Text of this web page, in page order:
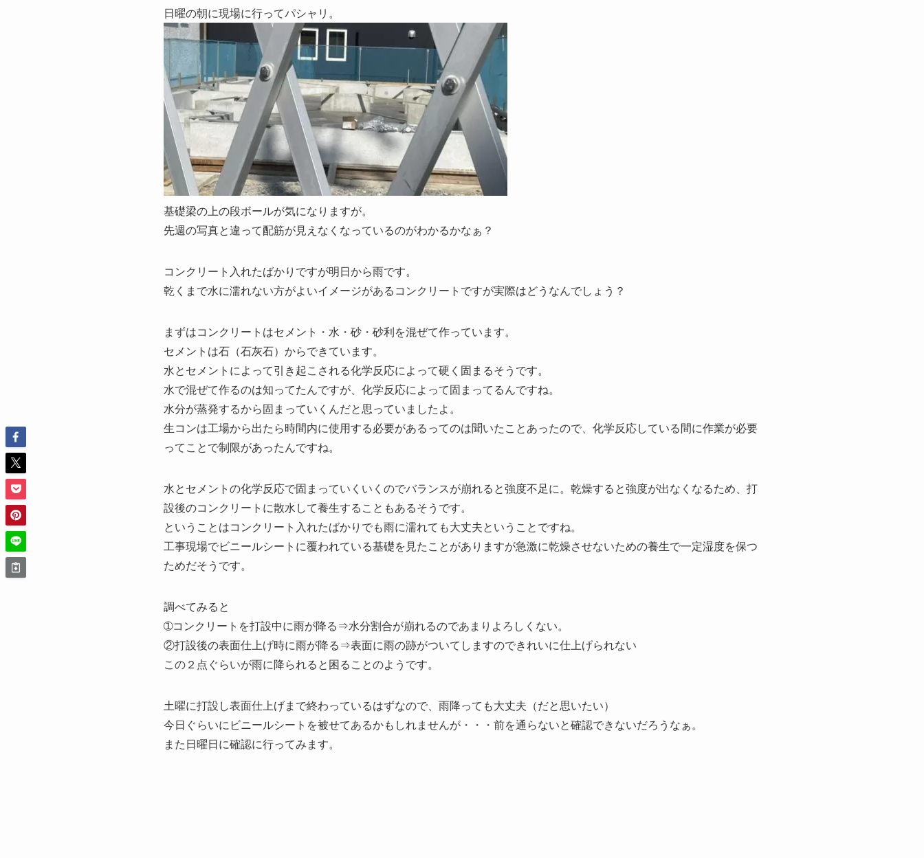
日曜の朝に現場に行ってパシャリ。
基礎梁の上の段ボールが気になりますが。
先週の写真と違って配筋が見えなくなっているのがわかるかなぁ？
コンクリート入れたばかりですが明日から雨です。
乾くまで水に濡れない方がよいイメージがあるコンクリートですが実際はどうなんでしょう？
まずはコンクリートはセメント・水・砂・砂利を混ぜて作っています。
セメントは石（石灰石）からできています。
水とセメントによって引き起こされる化学反応によって硬く固まるそうです。
水で混ぜて作るのは知ってたんですが、化学反応によって固まってるんですね。
水分が蒸発するから固まっていくんだと思っていましたよ。
生コンは工場から出たら時間内に使用する必要があるってのは聞いたことあったので、化学反応している間に作業が必要
ってことで制限があったんですね。
水とセメントの化学反応で固まっていくいくのでバランスが崩れると強度不足に。乾燥すると強度が出なくなるため、打
設後のコンクリートに散水して養生することもあるそうです。
ということはコンクリート入れたばかりでも雨に濡れても大丈夫ということですね。
工事現場でビニールシートに覆われている基礎を見たことがありますが急激に乾燥させないための養生で一定湿度を保つ
ためだそうです。
調べてみると
➀コンクリートを打設中に雨が降る⇒水分割合が崩れるのであまりよろしくない。
②打設後の表面仕上げ時に雨が降る⇒表面に雨の跡がついてしますのできれいに仕上げられない
この２点ぐらいが雨に降られると困ることのようです。
土曜に打設し表面仕上げまで終わっているはずなので、雨降っても大丈夫（だと思いたい）
今日ぐらいにビニールシートを被せてあるかもしれませんが・・・前を通らないと確認できないだろうなぁ。
また日曜日に確認に行ってみます。